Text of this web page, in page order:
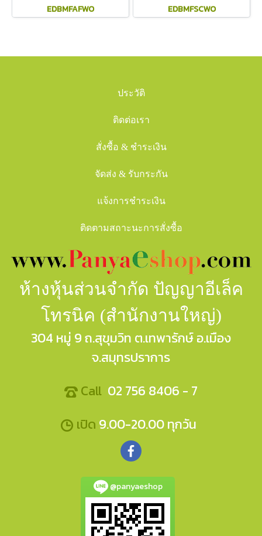
EDBMFAFWO EDBMFSCWO
ประวัติ
ติดต่อเรา
สั่งซื้อ & ชำระเงิน
จัดส่ง & รับกระกัน
แจ้งการชำระเงิน
ติดตามสถาะนะการสั่งซื้อ
ห้างหุ้นส่วนจำกัด ปัญญาอีเล็ค
โทรนิค (สำนักงานใหญ่)
304 หมู่ 9 ถ.สุขุมวิท ต.เทพารักษ์ อ.เมือง
จ.สมุทรปราการ
Call 02 756 8406 - 7
เปิด 9.00-20.00 ทุกวัน
@panyaeshop